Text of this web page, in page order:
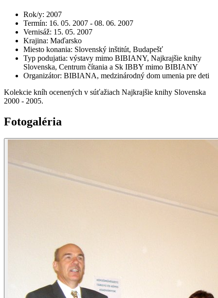
Rok/y: 2007
Termín: 16. 05. 2007 - 08. 06. 2007
Vernisáž: 15. 05. 2007
Krajina: Maďarsko
Miesto konania: Slovenský inštitút, Budapešť
Typ podujatia: výstavy mimo BIBIANY, Najkrajšie knihy
Slovenska, Centrum čítania a Sk IBBY mimo BIBIANY
Organizátor: BIBIANA, medzinárodný dom umenia pre deti
Kolekcie kníh ocenených v súťažiach Najkrajšie knihy Slovenska
2000 - 2005.
Fotogaléria